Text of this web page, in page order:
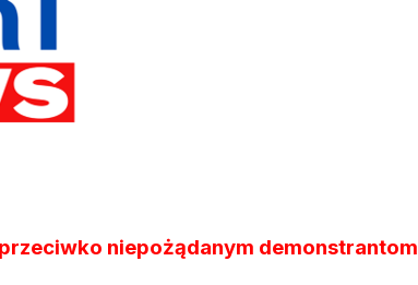
niepożądanym demonstrantom